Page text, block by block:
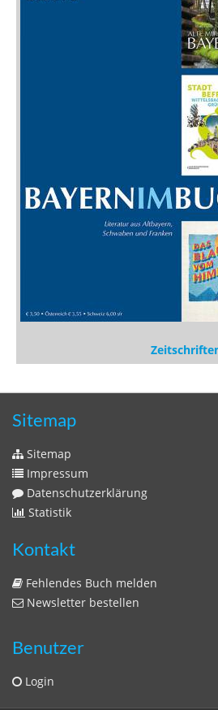
Sitemap
Sitemap
Impressum
Datenschutzerklärung
Statistik
Kontakt
Fehlendes Buch melden
Newsletter bestellen
Benutzer
Login